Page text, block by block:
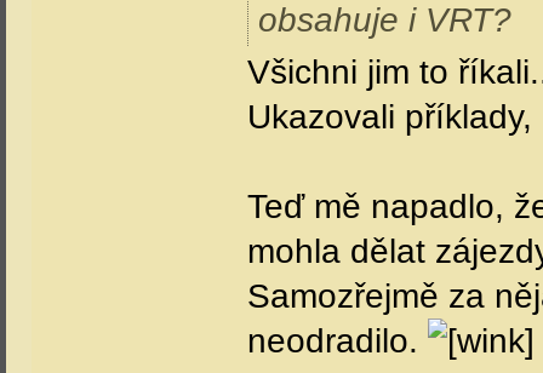
obsahuje i VRT?
Všichni jim to
Ukazovali
Teď mě napadlo,
mohla dělat
Samozřejmě za
neodradilo.